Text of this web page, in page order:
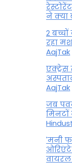
ने क्या
2
रहा
AajTak
एक्ट्रेस
AajTak
जब
'मनी
वायरल